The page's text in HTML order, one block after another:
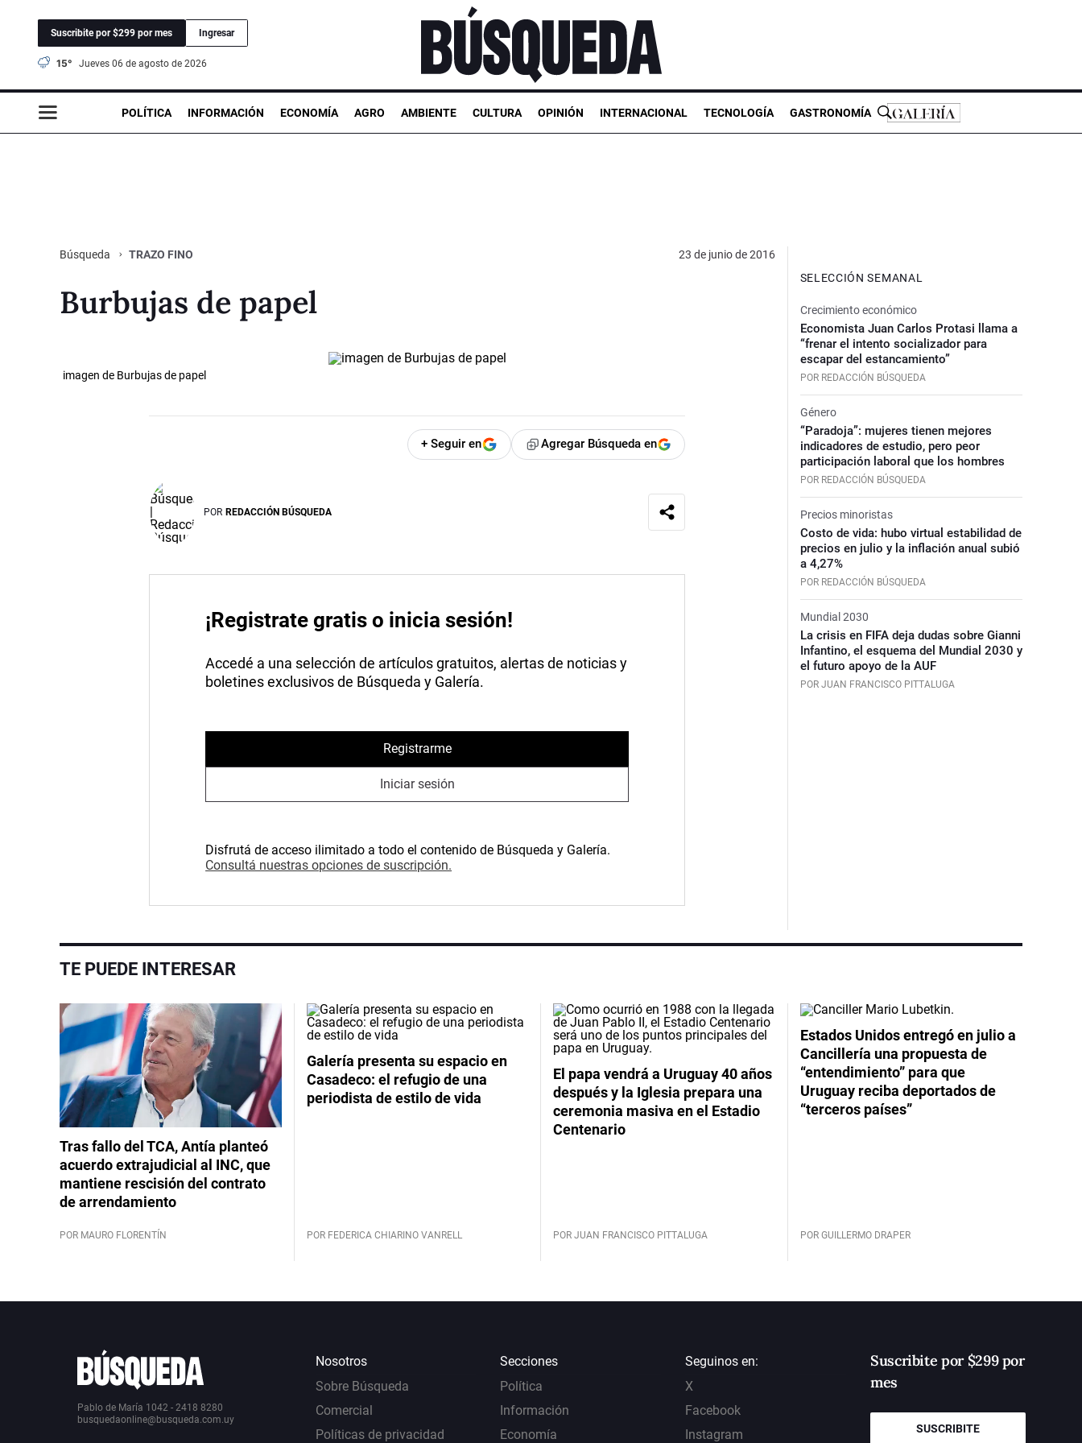
Suscribite por $299 por mes Ingresar
15° jueves 06 de agosto de 2026
POLÍTICA INFORMACIÓN ECONOMÍA AGRO AMBIENTE CULTURA OPINIÓN INTERNACIONAL TECNOLOGÍA GASTRONOMÍA
Búsqueda TRAZO FINO 23 de junio de 2016
Burbujas de papel
imagen de Burbujas de papel
+ Seguir en Agregar Búsqueda en
POR REDACCIÓN BÚSQUEDA
¡Registrate gratis o inicia sesión!
Accedé a una selección de artículos gratuitos, alertas de noticias y
boletines exclusivos de Búsqueda y Galería.
Registrarme
Iniciar sesión
Disfrutá de acceso ilimitado a todo el contenido de Búsqueda y Galería.
Consultá nuestras opciones de suscripción.
SELECCIÓN SEMANAL
Crecimiento económico
Economista Juan Carlos Protasi llama a
“frenar el intento socializador para
escapar del estancamiento”
POR REDACCIÓN BÚSQUEDA
Género
“Paradoja”: mujeres tienen mejores
indicadores de estudio, pero peor
participación laboral que los hombres
POR REDACCIÓN BÚSQUEDA
Precios minoristas
Costo de vida: hubo virtual estabilidad de
precios en julio y la inflación anual subió
a 4,27%
POR REDACCIÓN BÚSQUEDA
Mundial 2030
La crisis en FIFA deja dudas sobre Gianni
Infantino, el esquema del Mundial 2030 y
el futuro apoyo de la AUF
POR JUAN FRANCISCO PITTALUGA
TE PUEDE INTERESAR
Tras fallo del TCA, Antía planteó
acuerdo extrajudicial al INC, que
mantiene rescisión del contrato
de arrendamiento
POR MAURO FLORENTÍN
Galería presenta su espacio en
Casadeco: el refugio de una
periodista de estilo de vida
POR FEDERICA CHIARINO VANRELL
El papa vendrá a Uruguay 40 años
después y la Iglesia prepara una
ceremonia masiva en el Estadio
Centenario
POR JUAN FRANCISCO PITTALUGA
Estados Unidos entregó en julio a
Cancillería una propuesta de
“entendimiento” para que
Uruguay reciba deportados de
“terceros países”
POR GUILLERMO DRAPER
Pablo de María 1042 - 2418 8280
busquedaonline@busqueda.com.uy
Nosotros
Sobre Búsqueda
Comercial
Políticas de privacidad
Secciones
Política
Información
Economía
Seguinos en:
X
Facebook
Instagram
Suscribite por $299 por
mes
SUSCRIBITE